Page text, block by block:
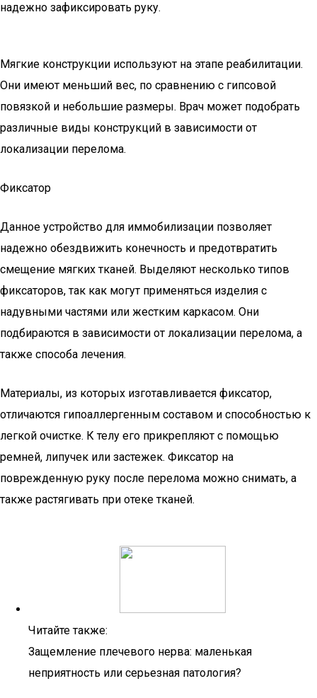
надежно зафиксировать руку.
Мягкие конструкции используют на этапе реабилитации.
Они имеют меньший вес, по сравнению с гипсовой
повязкой и небольшие размеры. Врач может подобрать
различные виды конструкций в зависимости от
локализации перелома.
Фиксатор
Данное устройство для иммобилизации позволяет
надежно обездвижить конечность и предотвратить
смещение мягких тканей. Выделяют несколько типов
фиксаторов, так как могут применяться изделия с
надувными частями или жестким каркасом. Они
подбираются в зависимости от локализации перелома, а
также способа лечения.
Материалы, из которых изготавливается фиксатор,
отличаются гипоаллергенным составом и способностью к
легкой очистке. К телу его прикрепляют с помощью
ремней, липучек или застежек. Фиксатор на
поврежденную руку после перелома можно снимать, а
также растягивать при отеке тканей.
Читайте также:
Защемление плечевого нерва: маленькая
неприятность или серьезная патология?